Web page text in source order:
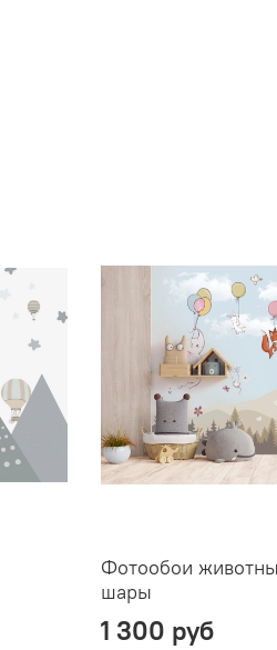
Фотообои
шары
1 300 руб